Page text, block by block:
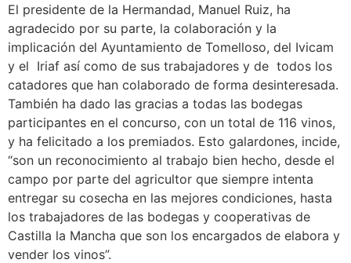
El presidente de la Hermandad, Manuel Ruiz, ha
agradecido por su parte, la colaboración y la
implicación del Ayuntamiento de Tomelloso, del Ivicam
y el Iriaf así como de sus trabajadores y de todos los
catadores que han colaborado de forma desinteresada.
También ha dado las gracias a todas las bodegas
participantes en el concurso, con un total de 116 vinos,
y ha felicitado a los premiados. Esto galardones, incide,
“son un reconocimiento al trabajo bien hecho, desde el
campo por parte del agricultor que siempre intenta
entregar su cosecha en las mejores condiciones, hasta
los trabajadores de las bodegas y cooperativas de
Castilla la Mancha que son los encargados de elabora y
vender los vinos”.